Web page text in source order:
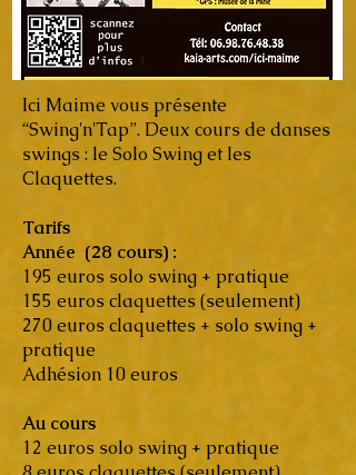
Ici Maime vous présente
“Swing'n'Tap”. Deux cours de danses
swings : le Solo Swing et les
Claquettes.
Tarifs
Année (28 cours) :
195 euros solo swing + pratique
155 euros claquettes (seulement)
270 euros claquettes + solo swing +
pratique
Adhésion 10 euros
Au cours
12 euros solo swing + pratique